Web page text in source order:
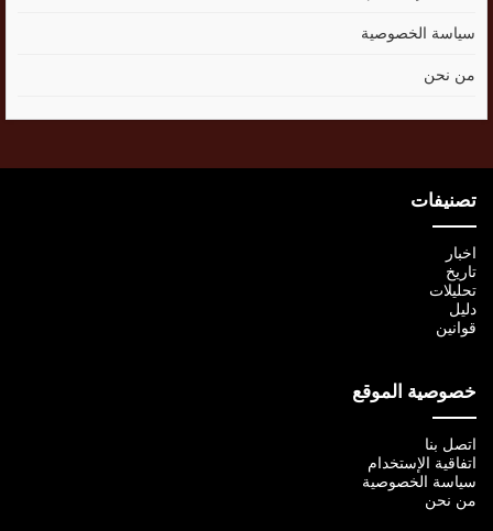
سياسة الخصوصية
من نحن
تصنيفات
اخبار
تاريخ
تحليلات
دليل
قوانين
خصوصية الموقع
اتصل بنا
اتفاقية الإستخدام
سياسة الخصوصية
من نحن